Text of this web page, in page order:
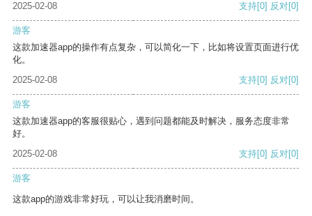
2025-02-08 支持[0] 反对[0]
游客
这款加速器app的操作有点复杂，可以简化一下，比如将设置页面进行优
化。
2025-02-08
支持[0] 反对[0]
游客
这款加速器app的客服很贴心，遇到问题都能及时解决，服务态度非常
好。
2025-02-08
支持[0] 反对[0]
游客
这款app的游戏非常好玩，可以让我消磨时间。